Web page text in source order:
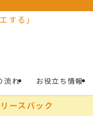
流れ お役立ち情報
ースバック